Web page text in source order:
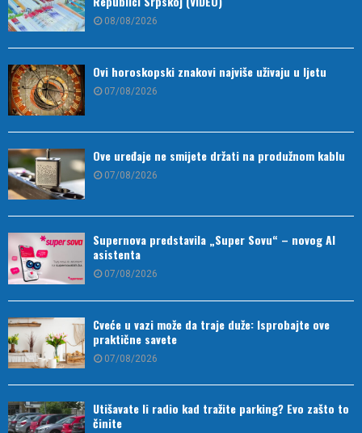
08/08/2026
Ovi horoskopski znakovi najviše uživaju u ljetu
07/08/2026
Ove uređaje ne smijete držati na produžnom kablu
07/08/2026
Supernova predstavila „Super Sovu“ – novog AI
asistenta
07/08/2026
Cveće u vazi može da traje duže: Isprobajte ove
praktične savete
07/08/2026
Utišavate li radio kad tražite parking? Evo zašto to
činite